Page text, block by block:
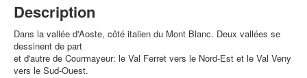
Description
Dans la vallée d'Aoste, côté italien du Mont Blanc. Deux vallées se
dessinent de part
et d'autre de Courmayeur: le Val Ferret vers le Nord-Est et le Val Veny
vers le Sud-Ouest.